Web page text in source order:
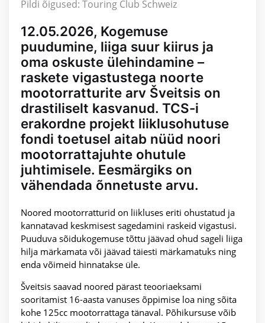
Pildi õigused: Touring Club Schweiz
12.05.2026, Kogemuse
puudumine, liiga suur kiirus ja
oma oskuste ülehindamine –
raskete vigastustega noorte
mootorratturite arv Šveitsis on
drastiliselt kasvanud. TCS-i
erakordne projekt liiklusohutuse
fondi toetusel aitab nüüd noori
mootorrattajuhte ohutule
juhtimisele. Eesmärgiks on
vähendada õnnetuste arvu.
Noored mootorratturid on liikluses eriti ohustatud ja
kannatavad keskmisest sagedamini raskeid vigastusi.
Puuduva sõidukogemuse tõttu jäävad ohud sageli liiga
hilja märkamata või jäävad täiesti märkamatuks ning
enda võimeid hinnatakse üle.
Šveitsis saavad noored pärast teooriaeksami
sooritamist 16-aasta vanuses õppimise loa ning sõita
kohe 125cc mootorrattaga tänaval. Põhikursuse võib